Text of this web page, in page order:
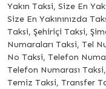
Yakın Taksi, Size En
Size En Yakınınızda
Taksi, Şehiriçi Taksi,
Numaraları Taksi, Tel
No Taksi, Telefon
Telefon Numarası
Temiz Taksi, Transfer